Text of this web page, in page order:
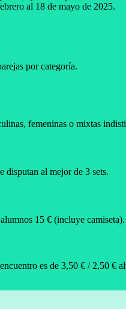
al 18 de mayo de 2025.
por categoría.
femeninas o mixtas
disputan al mejor de 3 sets.
15 € (incluye camiseta).
es de 3,50 € / 2,50 €